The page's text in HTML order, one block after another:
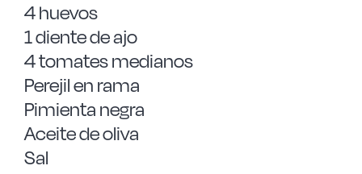
4 huevos
1 diente de ajo
4 tomates medianos
Perejil en rama
Pimienta negra
Aceite de oliva
Sal